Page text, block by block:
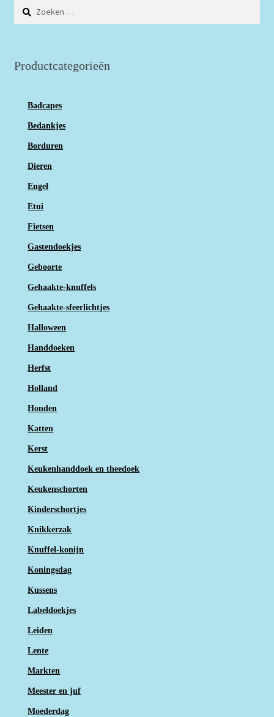
Zoeken
naar:
Productcategorieën
Badcapes
Bedankjes
Borduren
Dieren
Engel
Etui
Fietsen
Gastendoekjes
Geboorte
Gehaakte-knuffels
Gehaakte-sfeerlichtjes
Halloween
Handdoeken
Herfst
Holland
Honden
Katten
Kerst
Keukenhanddoek en theedoek
Keukenschorten
Kinderschortjes
Knikkerzak
Knuffel-konijn
Koningsdag
Kussens
Labeldoekjes
Leiden
Lente
Markten
Meester en juf
Moederdag